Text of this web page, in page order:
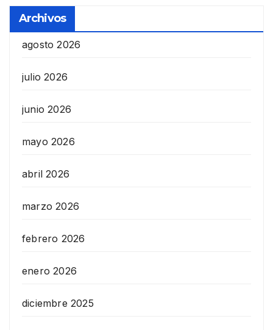
Archivos
agosto 2026
julio 2026
junio 2026
mayo 2026
abril 2026
marzo 2026
febrero 2026
enero 2026
diciembre 2025